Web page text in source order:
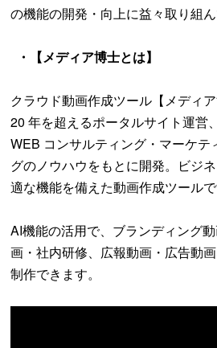
の機能の開発・向上に益々取り組ん
・【メディア博士とは】
クラウド動画作成ツール【メディ
20 年を超えるポータルサイト運営
WEB コンサルティング・マーケテ
グのノウハウをもとに開発。ビジ
適な機能を備えた動画作成ツールで
AI機能の活用で、ブランディング
画・社内研修、広報動画・広告動
制作できます。